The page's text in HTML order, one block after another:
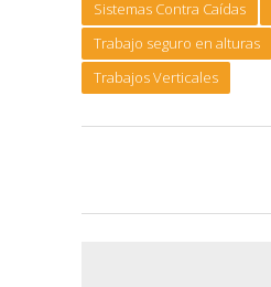
Sistemas Contra Caídas
Trabajo seguro en alturas
Trabajos Verticales